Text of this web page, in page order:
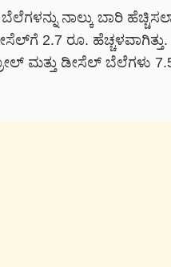
ನಾಲ್ಕು ಬಾರಿ
2.7 ರೂ.
ಮತ್ತು ಡೀಸೆಲ್ ಬೆಲೆಗಳು